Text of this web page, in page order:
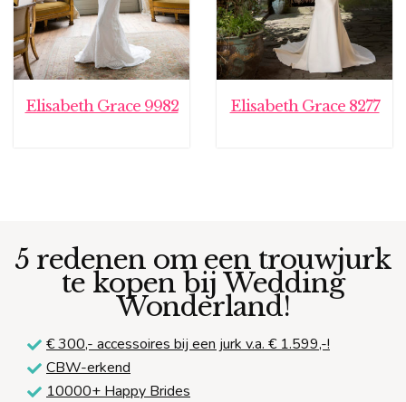
Elisabeth Grace 9982 Elisabeth Grace 8277
5 redenen om een trouwjurk
te kopen bij Wedding
Wonderland!
€ 300,- accessoires bij een jurk v.a. € 1.599,-!
CBW-erkend
10000+ Happy Brides